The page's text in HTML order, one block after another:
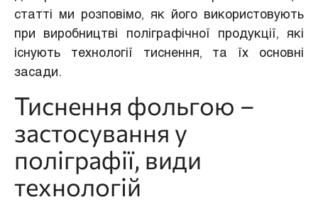
статті ми розповімо, як його використовують
при виробництві поліграфічної продукції, які
існують технології тиснення, та їх основні
засади.
Тиснення фольгою –
застосування у
поліграфії, види
технологій